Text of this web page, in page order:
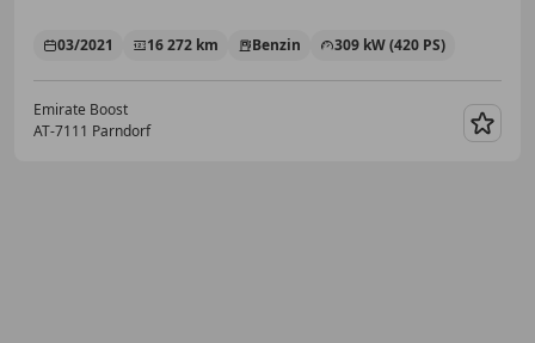
03/2021 16 272 km Benzin 309 kW (420 PS)
Emirate Boost
AT-7111 Parndorf